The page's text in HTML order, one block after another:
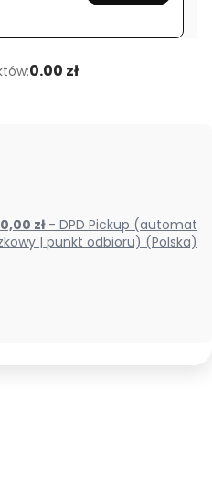
0.00 zł
od 0,00 zł - DPD Pickup (automat
paczkowy | punkt odbioru) (Polska)